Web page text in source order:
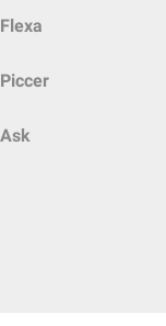
Flexa
Piccer
Ask